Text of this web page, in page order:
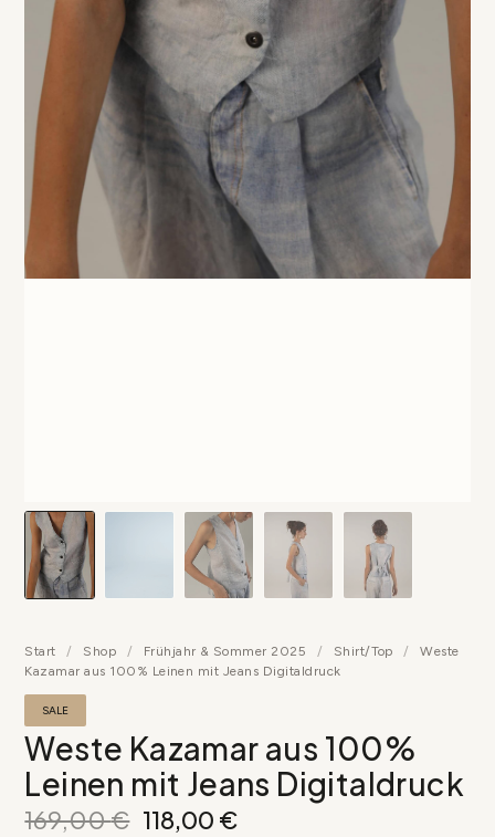
Start / Shop / Frühjahr & Sommer 2025 / Shirt/Top /
Weste
Kazamar aus 100% Leinen mit Jeans Digitaldruck
SALE
Weste Kazamar aus 100%
Leinen mit Jeans Digitaldruck
169,00€ 118,00 €